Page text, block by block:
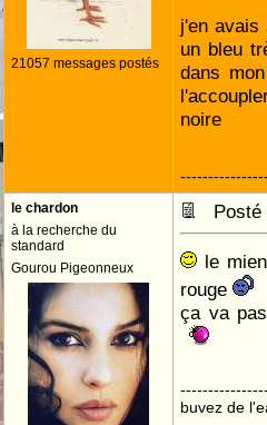
21057 messages postés
j'en
un bleu
dans
noire
le chardon
à la recherche du
standard
Gourou Pigeonneux
Posté
le
rouge
ça va
buvez de